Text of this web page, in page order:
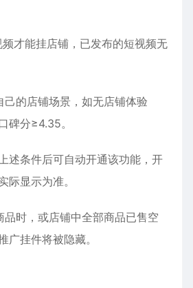
才能挂店铺，已发布的短视频无
己的店铺场景，如无店铺体验
碑分≥4.35。
述条件后可自动开通该功能，开
际显示为准。
品时，或店铺中全部商品已售空
广挂件将被隐藏。